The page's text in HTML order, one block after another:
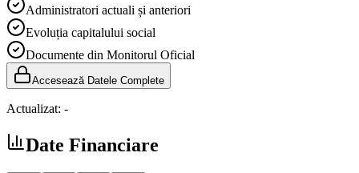
Administratori actuali și anteriori
Evoluția capitalului social
Documente din Monitorul Oficial
Accesează Datele Complete
Actualizat: -
Date Financiare